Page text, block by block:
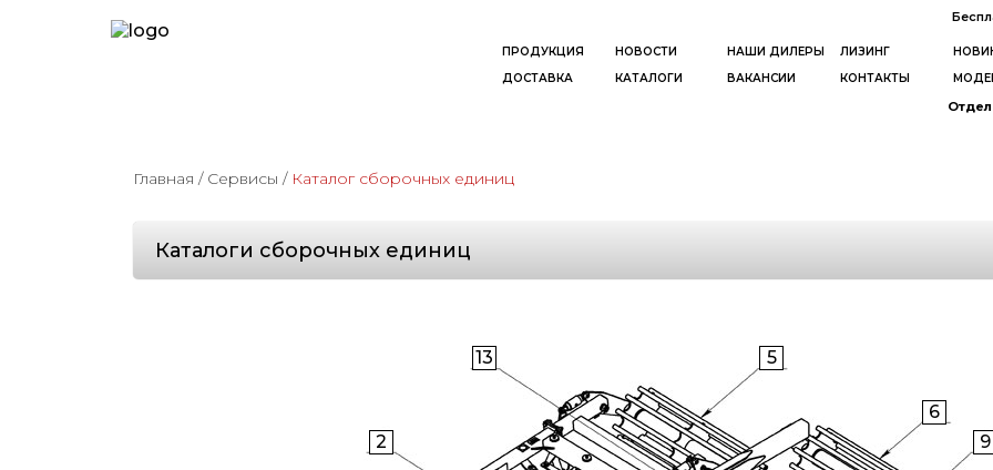
ПРОДУКЦИЯ НОВОСТИ НАШИ ДИЛЕРЫ ЛИЗИНГ
ДОСТАВКА
КАТАЛОГИ ВАКАНСИИ КОНТАКТЫ
Главная / Сервисы / Каталог сборочных единиц
Каталоги сборочных единиц
2
5
6
9
13